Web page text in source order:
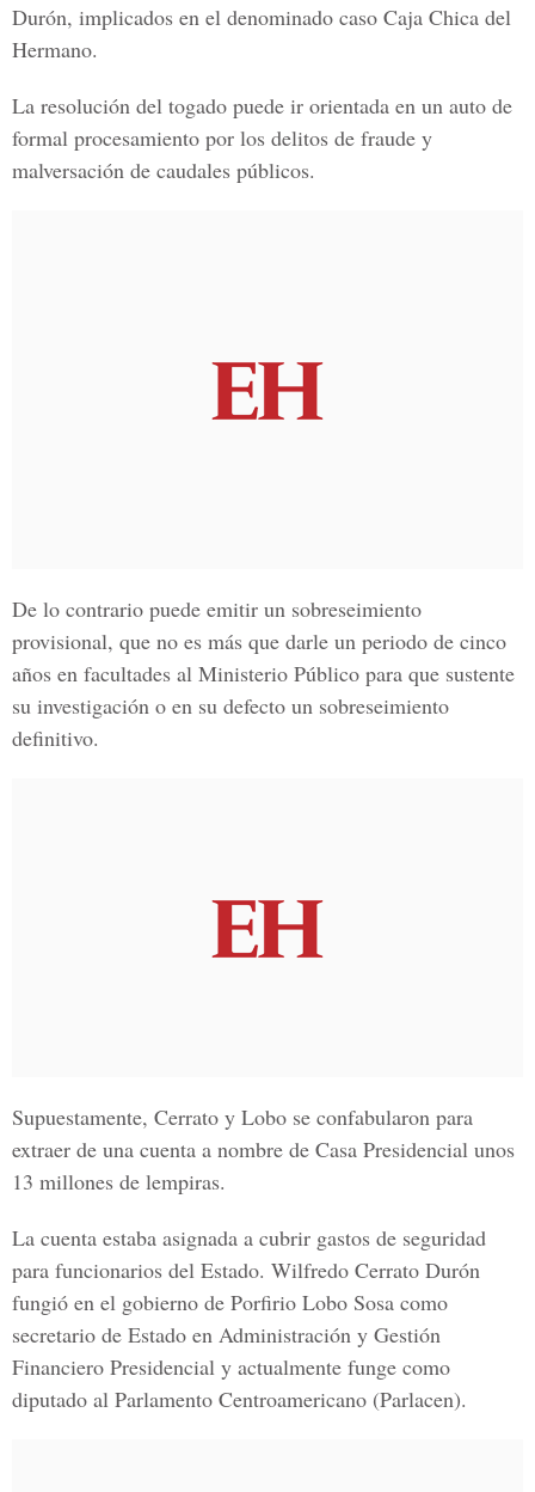
Durón, implicados en el denominado caso Caja Chica del
Hermano.
La resolución del togado puede ir orientada en un auto de
formal procesamiento por los delitos de fraude y
malversación de caudales públicos.
De lo contrario puede emitir un sobreseimiento
provisional, que no es más que darle un periodo de cinco
años en facultades al Ministerio Público para que sustente
su investigación o en su defecto un sobreseimiento
definitivo.
Supuestamente, Cerrato y Lobo se confabularon para
extraer de una cuenta a nombre de Casa Presidencial unos
13 millones de lempiras.
La cuenta estaba asignada a cubrir gastos de seguridad
para funcionarios del Estado. Wilfredo Cerrato Durón
fungió en el gobierno de Porfirio Lobo Sosa como
secretario de Estado en Administración y Gestión
Financiero Presidencial y actualmente funge como
diputado al Parlamento Centroamericano (Parlacen).